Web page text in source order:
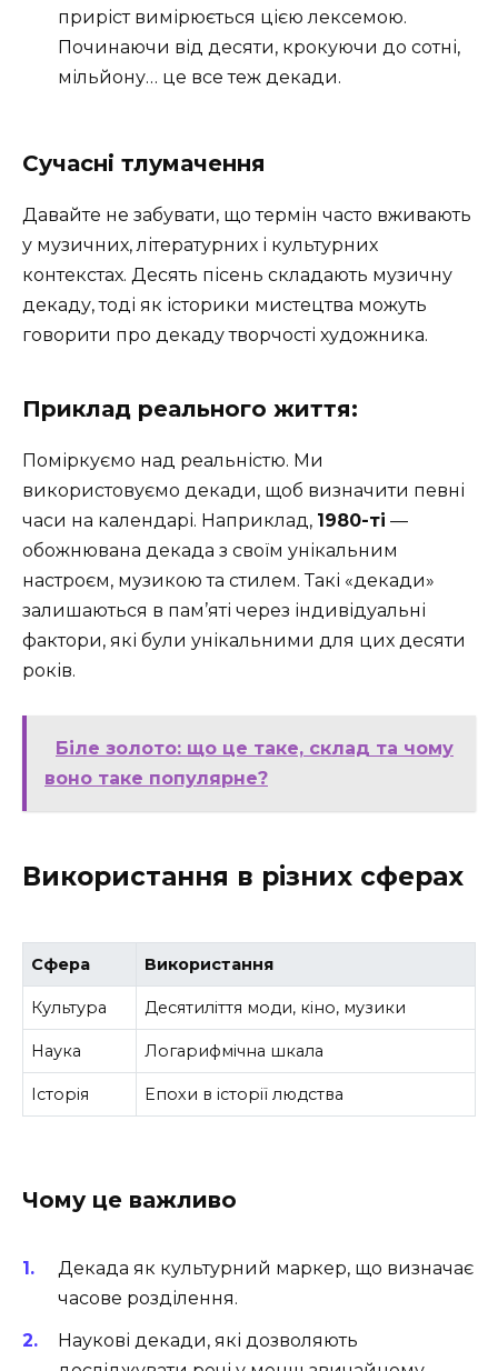
приріст вимірюється цією лексемою.
Починаючи від десяти, крокуючи до сотні,
мільйону… це все теж декади.
Сучасні тлумачення
Давайте не забувати, що термін часто вживають
у музичних, літературних і культурних
контекстах. Десять пісень складають музичну
декаду, тоді як історики мистецтва можуть
говорити про декаду творчості художника.
Приклад реального життя:
Поміркуємо над реальністю. Ми
використовуємо декади, щоб визначити певні
часи на календарі. Наприклад, 1980-ті —
обожнювана декада з своїм унікальним
настроєм, музикою та стилем. Такі «декади»
залишаються в пам’яті через індивідуальні
фактори, які були унікальними для цих десяти
років.
Біле золото: що це таке, склад та чому
воно таке популярне?
Використання в різних сферах
Сфера Використання
Культура Десятиліття моди, кіно, музики
Наука Логарифмічна шкала
Історія Епохи в історії людства
Чому це важливо
Декада як культурний маркер, що визначає
часове розділення.
Наукові декади, які дозволяють